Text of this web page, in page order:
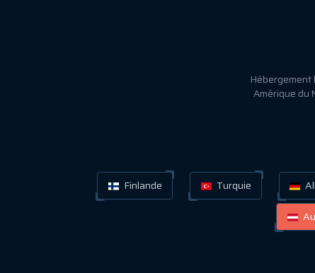
Hébergement
Amérique du
Finlande Turquie